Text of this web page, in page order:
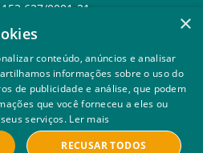
0001-21
15 - Bela Vista - São Paulo -
SP
os direitos reservados
×
conteúdo, anúncios e analisar
informações sobre o uso do
de publicidade e análise, que podem
que você forneceu a eles ou
serviços. Ler mais
RECUSAR TODOS